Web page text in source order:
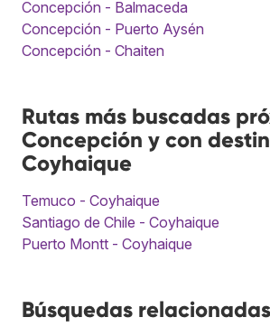
Concepción - Balmaceda
Concepción - Puerto Aysén
Concepción - Chaiten
Rutas más buscadas
Concepción y con
Coyhaique
Temuco - Coyhaique
Santiago de Chile - Coyhaique
Puerto Montt - Coyhaique
Búsquedas relacionadas